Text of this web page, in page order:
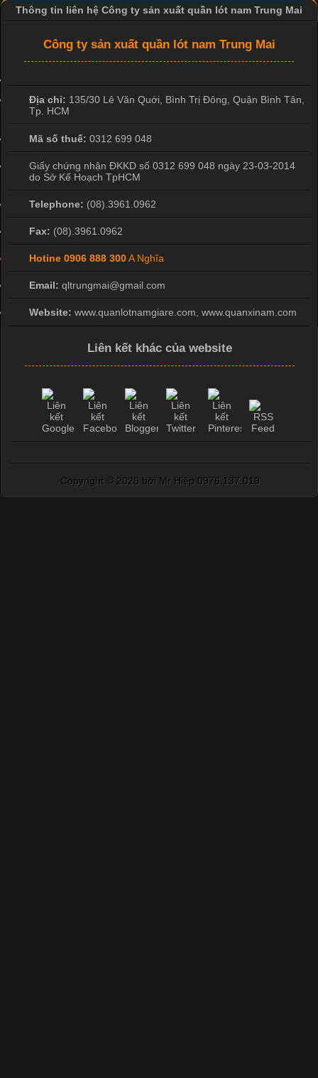
Thông tin liên hệ Công ty sản xuất quần lót nam Trung Mai
Công ty sản xuất quần lót nam Trung Mai
Địa chỉ: 135/30 Lê Văn Quới, Bình Trị Đông, Quận Bình Tân,
Tp. HCM
Mã số thuế: 0312 699 048
Giấy chứng nhận ĐKKD số 0312 699 048 ngày 23-03-2014
do Sở Kế Hoạch TpHCM
Telephone: (08).3961.0962
Fax: (08).3961.0962
Hotine 0906 888 300A Nghĩa
Email: qltrungmai@gmail.com
Website: www.quanlotnamgiare.com, www.quanxinam.com
Liên kết khác của website
Copyright © 2026 bởi Mr Hiệp 0976.137.019